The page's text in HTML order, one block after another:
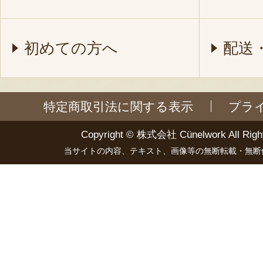
初めての方へ 配送
特定商取引法に関する表示 プラ
Copyright © 株式会社 Cünelwork All
当サイトの内容、テキスト、画像等の無断転載・無